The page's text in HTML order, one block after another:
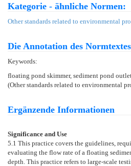
Kategorie - ähnliche Normen:
Other standards related to environmental
Die Annotation des
Keywords:
floating pond skimmer, sediment pond
(Other standards related to environmental
Ergänzende Informationen
Significance and Use
5.1 This practice covers the guidelines,
evaluating the flow rate of a floating
depth. This practice refers to large-scale